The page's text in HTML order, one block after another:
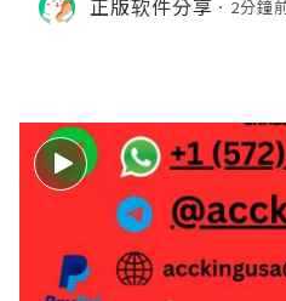
理。通过直观的可
正版软件分享 2分鐘